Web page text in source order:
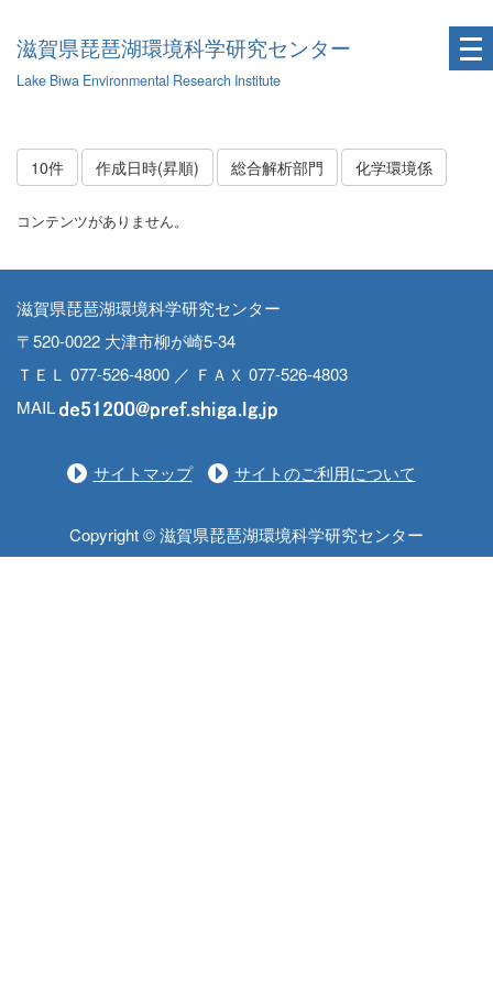
滋賀県琵琶湖環境科学研究センター
Lake Biwa Environmental Research Institute
10件 作成日時(昇順) 総合解析部門 化学環境係
コンテンツがありません。
滋賀県琵琶湖環境科学研究センター
〒520-0022 大津市柳が崎5-34
ＴＥＬ 077-526-4800 ／ ＦＡＸ 077-526-4803
MAIL
サイトマップ サイトのご利用について
Copyright © 滋賀県琵琶湖環境科学研究センター